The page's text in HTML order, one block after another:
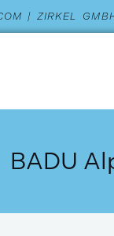
| ZIRKEL
BADU